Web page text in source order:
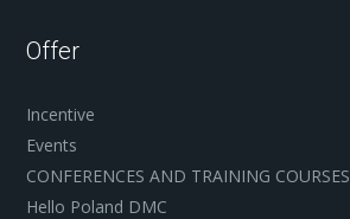
Offer
Incentive
Events
CONFERENCES AND TRAINING COURSES
Hello Poland DMC